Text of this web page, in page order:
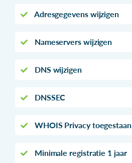
Adresgegevens wijzigen
Nameservers wijzigen
DNS wijzigen
DNSSEC
WHOIS Privacy toegestaan
Minimale registratie 1 jaar